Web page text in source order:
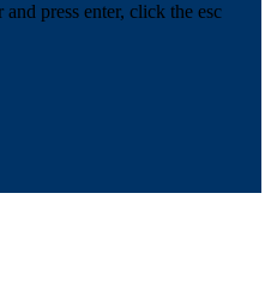
press enter, click the esc